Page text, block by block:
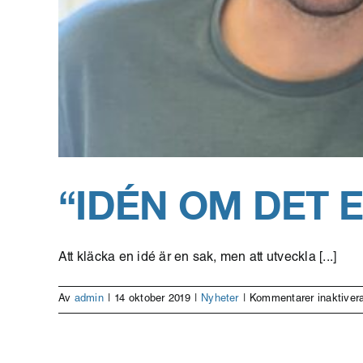
“IDÉN OM DET
Att kläcka en idé är en sak, men att utveckla [...]
Av admin | 14 oktober 2019 | Nyheter | Kommentarer